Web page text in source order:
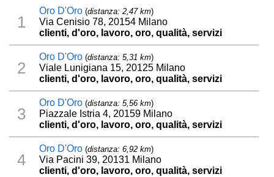
1
Oro D'Oro (distanza: 2,47 km)
Via Cenisio 78, 20154 Milano
clienti, d'oro, lavoro, oro, qualità, servizi
2
Oro D'Oro (distanza: 5,31 km)
Viale Lunigiana 15, 20125 Milano
clienti, d'oro, lavoro, oro, qualità, servizi
3
Oro D'Oro (distanza: 5,56 km)
Piazzale Istria 4, 20159 Milano
clienti, d'oro, lavoro, oro, qualità, servizi
4
Oro D'Oro (distanza: 6,92 km)
Via Pacini 39, 20131 Milano
clienti, d'oro, lavoro, oro, qualità, servizi